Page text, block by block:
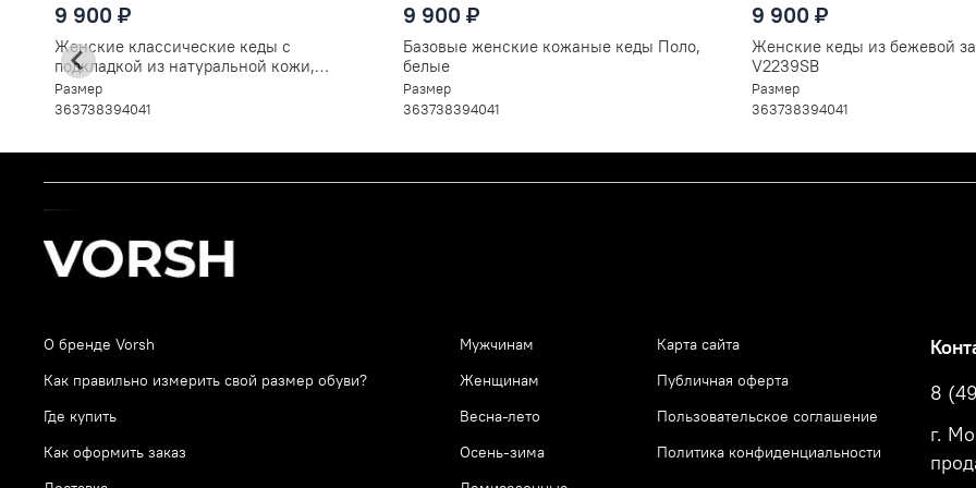
9 900 ₽
Женские классические кеды с
подкладкой из натуральной кожи,
черные Polo V2020
Размер
363738394041
9 900 ₽
Базовые женские кожаные кеды Поло,
белые
Размер
363738394041
9 900 ₽
Женские кеды из бежевой
V2239SB
Размер
363738394041
О бренде Vorsh
Как правильно измерить свой размер обуви?
Где купить
Как оформить заказ
Мужчинам
Женщинам
Весна-лето
Осень-зима
Карта сайта
Публичная оферта
Пользовательское соглашение
Политика конфиденциальности
8
г.